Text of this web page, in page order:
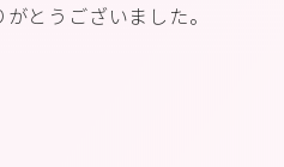
とうございました。